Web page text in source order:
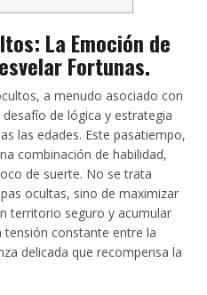
La Emoción de
Fortunas.
a menudo asociado con
de lógica y estrategia
las edades. Este pasatiempo,
combinación de habilidad,
de suerte. No se trata
ocultas, sino de maximizar
territorio seguro y acumular
tensión constante entre la
delicada que recompensa la